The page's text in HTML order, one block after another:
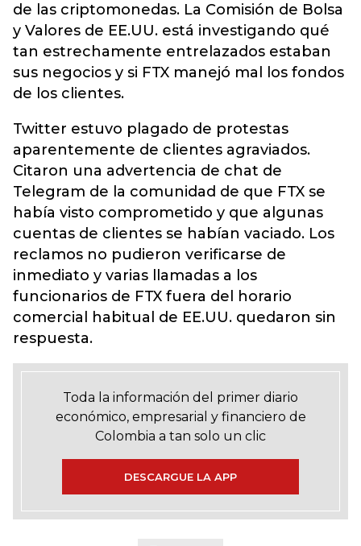
de las criptomonedas. La Comisión de Bolsa
y Valores de EE.UU. está investigando qué
tan estrechamente entrelazados estaban
sus negocios y si FTX manejó mal los fondos
de los clientes.
Twitter estuvo plagado de protestas
aparentemente de clientes agraviados.
Citaron una advertencia de chat de
Telegram de la comunidad de que FTX se
había visto comprometido y que algunas
cuentas de clientes se habían vaciado. Los
reclamos no pudieron verificarse de
inmediato y varias llamadas a los
funcionarios de FTX fuera del horario
comercial habitual de EE.UU. quedaron sin
respuesta.
Toda la información del primer diario
económico, empresarial y financiero de
Colombia a tan solo un clic
DESCARGUE LA APP